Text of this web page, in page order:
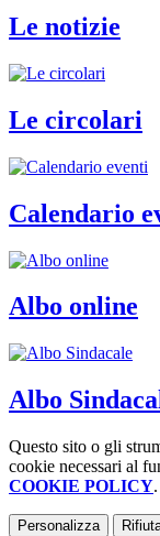
Le notizie
Le circolari
Calendario
Albo online
Albo
Questo sito o gli
cookie necessari al
COOKIE POLICY.
Personalizza